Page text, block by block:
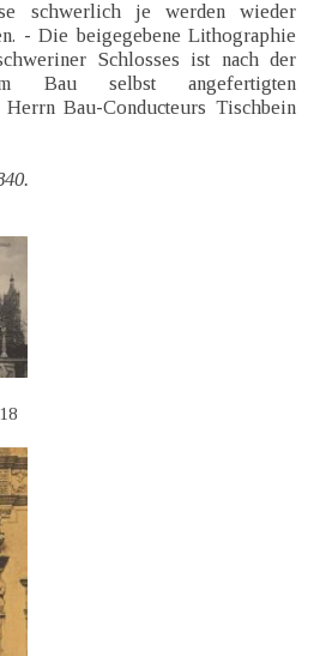
schwerlich je werden wieder
- Die beigegebene Lithographie
Schlosses ist nach der
Bau selbst angefertigten
Bau-Conducteurs Tischbein